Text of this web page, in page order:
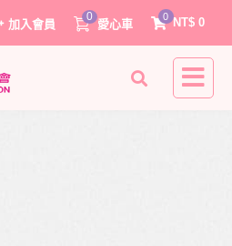
加入會員
0
愛心車 NT$ 0
0